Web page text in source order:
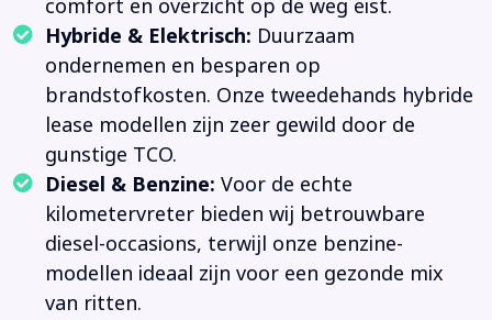
comfort en overzicht op de weg eist.
Hybride & Elektrisch: Duurzaam
ondernemen en besparen op
brandstofkosten. Onze tweedehands hybride
lease modellen zijn zeer gewild door de
gunstige TCO.
Diesel & Benzine: Voor de echte
kilometervreter bieden wij betrouwbare
diesel-occasions, terwijl onze benzine-
modellen ideaal zijn voor een gezonde mix
van ritten.